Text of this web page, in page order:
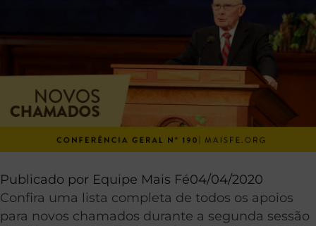
Publicado por Equipe Mais Fé04/04/2020
Confira uma lista completa de todos os apoios
para novos chamados durante a segunda sessão